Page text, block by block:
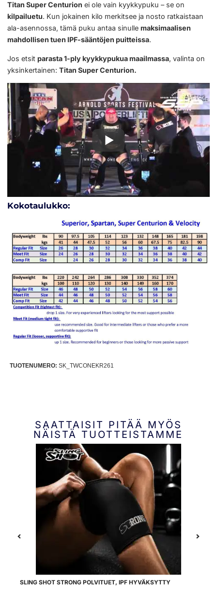
Titan Super Centurion ei ole vain kyykkypuku – se on
kilpailuetu. Kun jokainen kilo merkitsee ja nosto ratkaistaan
ala-asennossa, tämä puku antaa sinulle maksimaalisen
mahdollisen tuen IPF-sääntöjen puitteissa.
Jos etsit parasta 1-ply kyykkypukua maailmassa, valinta on
yksinkertainen: Titan Super Centurion.
Kokotaulukko:
TUOTENUMERO: SK_TWCONEKR261
SAATTAISIT PITÄÄ MYÖS
NÄISTÄ TUOTTEISTAMME
SLING SHOT STRONG POLVITUET, IPF HYVÄKSYTTY